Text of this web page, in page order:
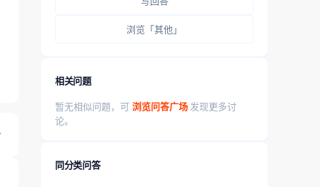
浏览「其他」
相关问题
暂无相似问题，可 浏览问答广场 发现更多讨
论。
同分类问答